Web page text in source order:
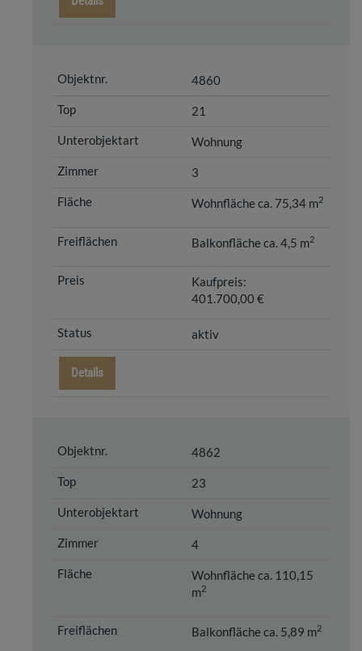
4860
21
Wohnung
3
Wohnfläche ca. 75,34 m2
Balkonfläche ca. 4,5 m2
Kaufpreis:
401.700,00 €
aktiv
Details
4862
23
Wohnung
4
Wohnfläche ca. 110,15
m2
Balkonfläche ca. 5,89 m2